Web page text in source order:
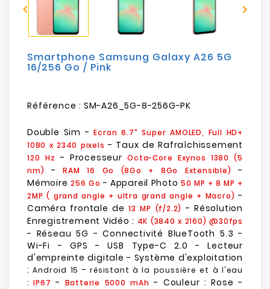
Mobilités
 
Smartphone Samsung Galaxy A26 5G
16/256 Go / Pink
Référence : SM-A26_5G-8-256G-PK
Double Sim -Ecran 6.7" Super AMOLED, Full HD+
1080 x 2340 pixels - Taux de Rafraîchissement
120 Hz - ProcesseurOcta-Core Exynos 1380(5
nm)
-RAM 16 Go (8Go + 8Go Extensible)
-
Mémoire 256 Go - Appareil Photo 50 MP + 8 MP +
2MP ( grand angle + ultra grand angle + Macro) -
Caméra frontale de13 MP (f/2.2) - Résolution
Enregistrement Vidéo : 4K (3840 x 2160) @30fps
- Réseau 5G - Connectivité BlueTooth 5.3 -
Wi-Fi - GPS - USB Type-C 2.0 - Lecteur
d'empreinte digitale - Système d'exploitation
:Android 15 -résistant à la poussière et à l'eau
:IP67 - Batterie 5000 mAh - Couleur : Rose -